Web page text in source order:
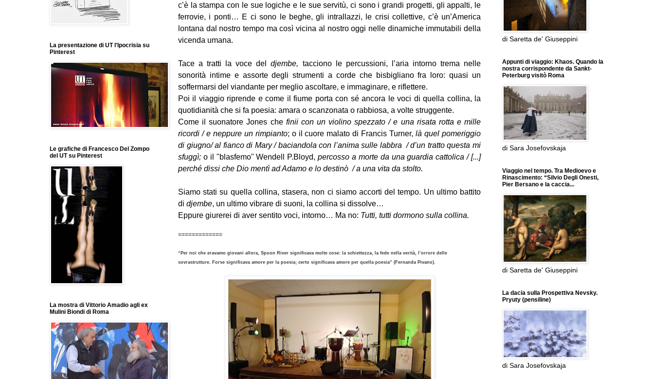
c’è la stampa con le sue logiche e le sue servitù, ci sono i grandi progetti, gli appalti, le
ferrovie, i ponti… E ci sono le beghe, gli intrallazzi, le crisi collettive, c’è un’America
lontana dal nostro tempo ma così vicina al nostro oggi nelle dinamiche immutabili della
vicenda umana.
Tace a tratti la voce del djembe, tacciono le percussioni, l’aria intorno trema nelle
sonorità intime e assorte degli strumenti a corde che bisbigliano fra loro: quasi un
soffermarsi del viandante per meglio ascoltare, e immaginare, e riflettere.
Poi il viaggio riprende e come il fiume porta con sé ancora le voci di quella collina, la
quotidianità che si fa poesia: amara o scanzonata o rabbiosa, a volte struggente.
Come il suonatore Jones che finii con un violino spezzato / e una risata rotta e mille
ricordi / e neppure un rimpianto; o il cuore malato di Francis Turner, là quel pomeriggio
di giugno/ al fianco di Mary / baciandola con l’anima sulle labbra / d’un tratto questa mi
sfuggì; o il "blasfemo" Wendell P.Bloyd, percosso a morte da una guardia cattolica / [...]
perché dissi che Dio mentì ad Adamo e lo destinò / a una vita da stolto.
Siamo stati su quella collina, stasera, non ci siamo accorti del tempo. Un ultimo battito
di djembe, un ultimo vibrare di suoni, la collina si dissolve…
Eppure giurerei di aver sentito voci, intorno… Ma no: Tutti, tutti dormono sulla collina.
=============
“Per noi che eravamo giovani allora, Spoon River significava molte cose: la schiettezza, la fede nella verità, l’orrore delle
sovrastrutture. Forse significava amore per la poesia; certo significava amore per quella poesia” (Fernanda Pivano).
La presentazione di UT l'Ipocrisia su
Pinterest
Le grafiche di Francesco Del Zompo
del UT su Pinterest
La mostra di Vittorio Amadio agli ex
Mulini Biondi di Roma
di Saretta de' Giuseppini
Appunti di viaggio: Khaos. Quando la
nostra corrispondente da Sankt-
Peterburg visitò Roma
di Sara Josefovskaja
Viaggio nel tempo. Tra Medioevo e
Rinascimento: “Silvio Degli Onesti,
Pier Bersano e la caccia...
di Saretta de' Giuseppini
La dacia sulla Prospettiva Nevsky.
Pryuty (pensiline)
di Sara Josefovskaja